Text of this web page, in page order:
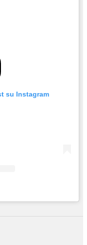
su Instagram